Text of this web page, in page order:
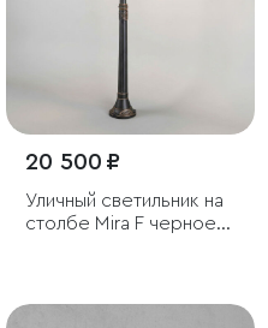
20 500 ₽
Уличный светильник на
столбе Mira F черное